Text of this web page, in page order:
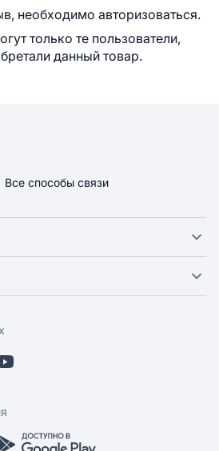
необходимо авторизоваться.
только те пользователи,
данный товар.
Все способы связи